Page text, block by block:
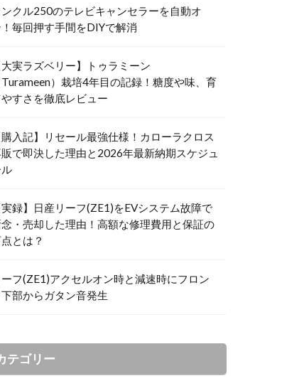
ンクル250のテレビキャンセラーを自動オ
！毎回押す手間をDIYで解消
大実ラズベリー】トゥラミーン
Turameen）栽培4年目の記録！糖度や味、育
すさを徹底レビュー
購入記】リセール最強仕様！カローラクロス
で即決した理由と2026年最新納期スケジュ
実録】日産リーフ(ZE1)をEVシステム故障で
・売却した理由！高額な修理費用と保証の
とは？
ーフ(ZE1)アクセルオン時と減速時にフロン
下部からガタン音発生
テゴリー